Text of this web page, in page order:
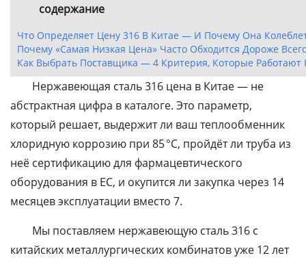
содержание
Что Определяет Цену 316 В Китае — И Почему Она
Почему «самая Низкая Цена» Часто Обходится Дороже
Как Выбрать Поставщика — 4 Критерия, Которые Работают
Нержавеющая сталь 316 цена в Китае — не
абстрактная цифра в каталоге. Это параметр,
который решает, выдержит ли ваш теплообменник
хлоридную коррозию при 85 °C, пройдёт ли труба из
неё сертификацию для фармацевтического
оборудования в ЕС, и окупится ли закупка через 14
месяцев эксплуатации вместо 7.
Мы поставляем нержавеющую сталь 316 с
китайских металлургических комбинатов уже 12 лет